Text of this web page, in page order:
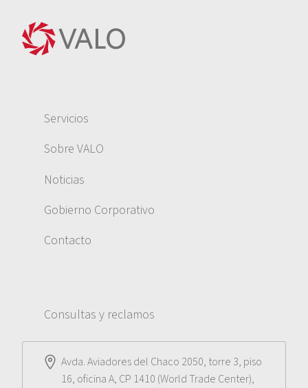
Servicios
Sobre VALO
Noticias
Gobierno Corporativo
Contacto
Consultas y reclamos
Avda. Aviadores del Chaco 2050, torre 3, piso
16, oficina A, CP 1410 (World Trade Center),